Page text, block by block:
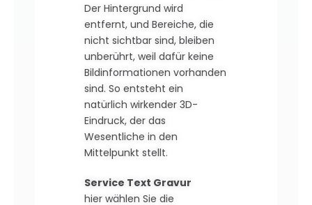
Der Hintergrund wird
entfernt, und Bereiche, die
nicht sichtbar sind, bleiben
unberührt, weil dafür keine
Bildinformationen vorhanden
sind. So entsteht ein
natürlich wirkender 3D-
Eindruck, der das
Wesentliche in den
Mittelpunkt stellt.
Service Text Gravur
hier wählen Sie die